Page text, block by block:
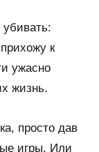
к
ужасно
жизнь.
просто дав
игры. Или